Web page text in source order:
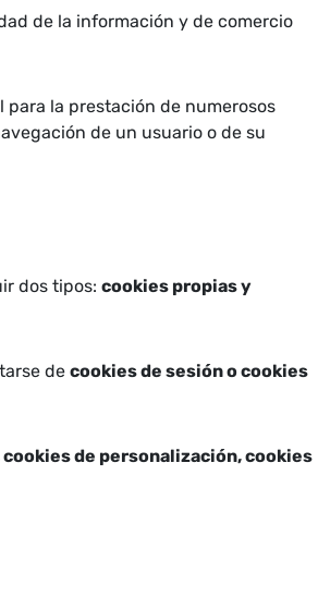
de la información y de comercio
la prestación de numerosos
de un usuario o de su
dos tipos: cookies propias y
de cookies de sesión o cookies
de personalización, cookies